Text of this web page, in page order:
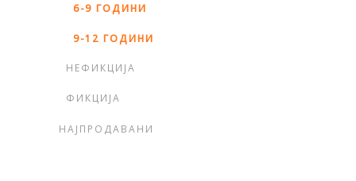
6-9 ГОДИНИ
9-12 ГОДИНИ
НЕФИКЦИЈА
ФИКЦИЈА
НАЈПРОДАВАНИ